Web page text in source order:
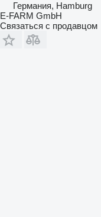
Германия, Hamburg
E-FARM GmbH
Связаться с продавцом